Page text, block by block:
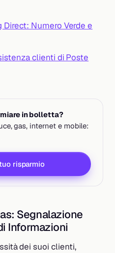
Numero Verde e
clienti di Poste
in bolletta?
gas, internet e mobile:
risparmio
Segnalazione
Informazioni
dei suoi clienti,